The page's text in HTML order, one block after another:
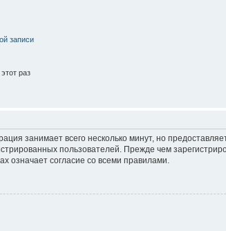
записи
раз
занимает всего несколько минут, но
пользователей. Прежде чем
означает согласие со всеми правилами.